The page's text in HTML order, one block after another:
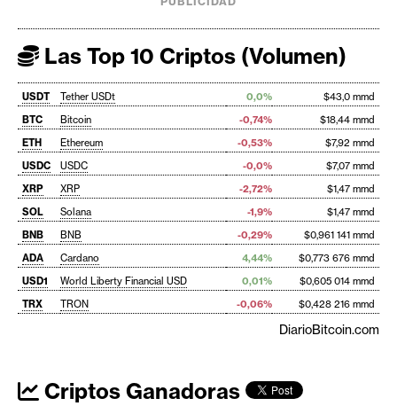
Las Top 10 Criptos (Volumen)
USDT Tether USDt 0,0%
$43,0 mmd
BTC
Bitcoin -0,74%
$18,44 mmd
ETH
Ethereum -0,53%
$7,92 mmd
USDC
USDC -0,0%
$7,07 mmd
XRP
XRP -2,72%
$1,47 mmd
SOL
Solana -1,9%
$1,47 mmd
BNB
BNB -0,29%
$0,961 141 mmd
ADA
Cardano 4,44%
$0,773 676 mmd
USD1
World Liberty Financial USD 0,01%
$0,605 014 mmd
TRX
TRON -0,06% $0,428 216 mmd
DiarioBitcoin.com
Criptos Ganadoras